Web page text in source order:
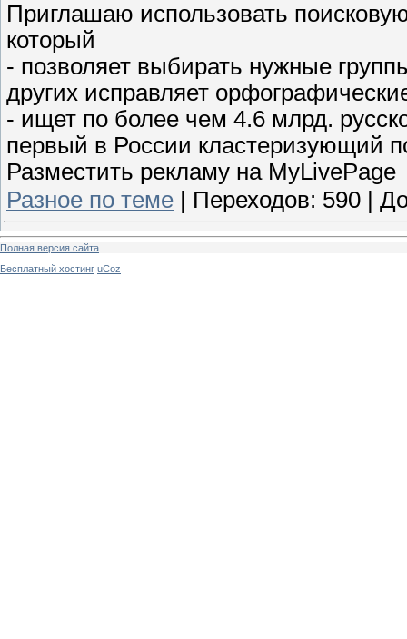
Приглашаю использовать
который
- позволяет выбирать нужные
других исправляет
- ищет по более чем 4.6 млрд.
первый в России кластеризующий
Разместить рекламу на MyLivePage
Разное по теме
Переходов: 590
Полная версия сайта
Бесплатный хостинг uCoz